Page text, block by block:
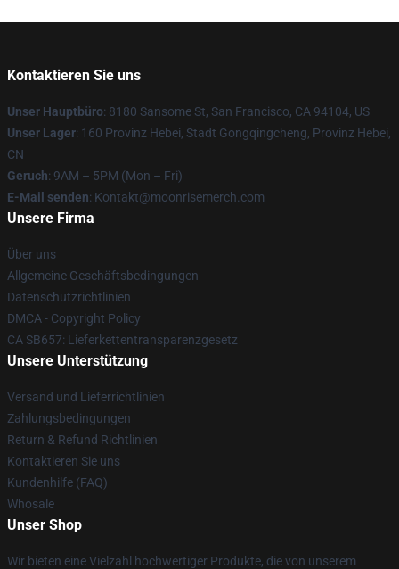
Kontaktieren Sie uns
Unser Hauptbüro: 8180 Sansome St, San Francisco, CA 94104, US
Unser Lager: 160 Provinz Hebei, Stadt Gongqingcheng, Provinz Hebei,
CN
Geruch: 9AM – 5PM (Mon – Fri)
E-Mail senden: Kontakt@moonrisemerch.com
Unsere Firma
Über uns
Allgemeine Geschäftsbedingungen
Datenschutzrichtlinien
DMCA - Copyright Policy
CA SB657: Lieferkettentransparenzgesetz
Unsere Unterstützung
Versand und Lieferrichtlinien
Zahlungsbedingungen
Return & Refund Richtlinien
Kontaktieren Sie uns
Kundenhilfe (FAQ)
Whosale
Unser Shop
Wir bieten eine Vielzahl hochwertiger Produkte, die von unserem